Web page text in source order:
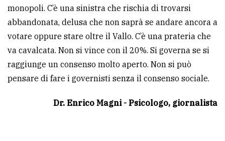
monopoli. C’è una sinistra che rischia di trovarsi
abbandonata, delusa che non saprà se andare ancora a
votare oppure stare oltre il Vallo. C’è una prateria che
va cavalcata. Non si vince con il 20%. Si governa se si
raggiunge un consenso molto aperto. Non si può
pensare di fare i governisti senza il consenso sociale.
Dr. Enrico Magni - Psicologo, giornalista